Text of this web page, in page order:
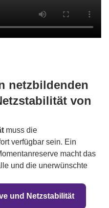
netzbildenden
von
muss die
verfügbar sein. Ein
macht das
und die unerwünschte
und Netzstabilität